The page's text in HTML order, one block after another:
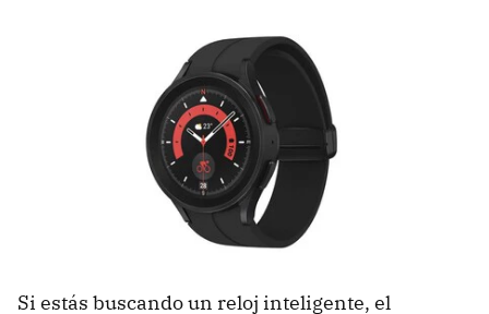
Si estás buscando un reloj inteligente, el